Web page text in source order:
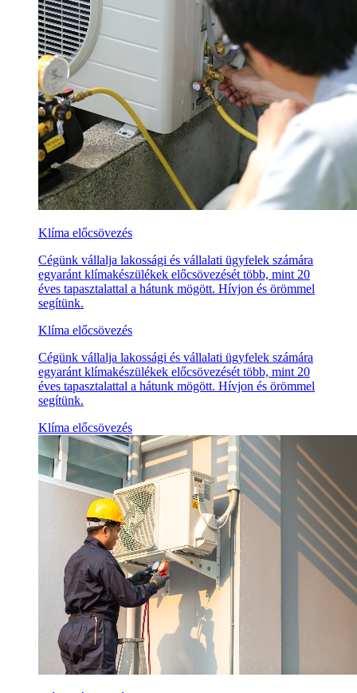
Klíma előcsövezés
Cégünk vállalja lakossági és vállalati ügyfelek számára
egyaránt klímakészülékek előcsövezését több, mint 20
éves tapasztalattal a hátunk mögött. Hívjon és örömmel
segítünk.
Klíma előcsövezés
Cégünk vállalja lakossági és vállalati ügyfelek számára
egyaránt klímakészülékek előcsövezését több, mint 20
éves tapasztalattal a hátunk mögött. Hívjon és örömmel
segítünk.
Klíma előcsövezés